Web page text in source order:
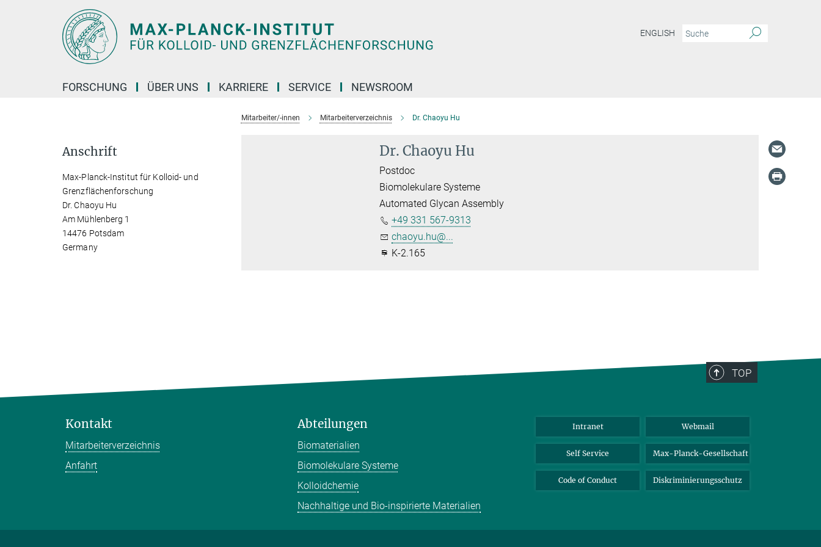
ENGLISH
FORSCHUNG ÜBER UNS KARRIERE SERVICE NEWSROOM
Mitarbeiter/-innen Mitarbeiterverzeichnis Dr. Chaoyu Hu
Dr. Chaoyu Hu
Postdoc
Biomolekulare Systeme
Automated Glycan Assembly
+49 331 567-9313
chaoyu.hu@...
K-2.165
Anschrift
Max-Planck-Institut für Kolloid- und
Grenzflächenforschung
Dr. Chaoyu Hu
Am Mühlenberg 1
14476 Potsdam
Germany
TOP
Kontakt
Mitarbeiterverzeichnis
Anfahrt
Abteilungen
Biomaterialien
Biomolekulare Systeme
Kolloidchemie
Nachhaltige und Bio-inspirierte Materialien
Intranet Webmail
Self Service Max-Planck-Gesellschaft
Code of Conduct Diskriminierungsschutz